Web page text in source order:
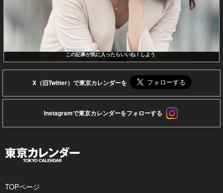
この記事が気に入ったらいいね！しよう
X（旧Twitter）で東京カレンダーを
Instagramで東京カレンダーをフォローする
TOPページ